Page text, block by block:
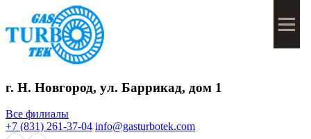
г. Н. Новгород, ул. Баррикад, дом 1
Все филиалы
+7 (831) 261-37-04 info@gasturbotek.com